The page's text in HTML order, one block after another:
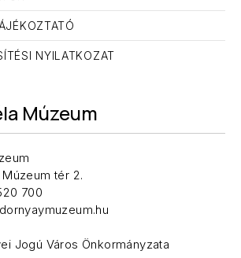
NYILATKOZAT
Múzeum
tér 2.
700
Jogú Város Önkormányzata